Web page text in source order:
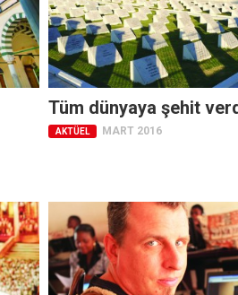
Tüm dünyaya şehit
AKTÜEL MART 2016